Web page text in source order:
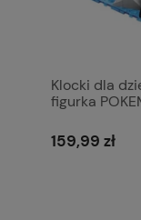
Klocki dla
figurka
159,99 zł